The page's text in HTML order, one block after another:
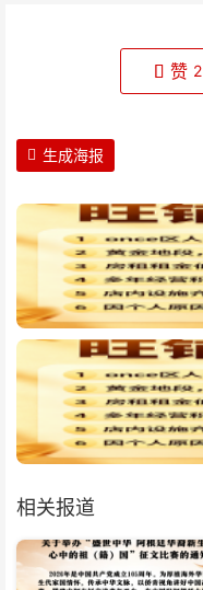
赞 2
生成海报
相关报道